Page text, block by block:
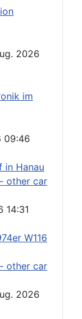
2026
im
09:46
in Hanau
other car
14:31
W116
other car
2026